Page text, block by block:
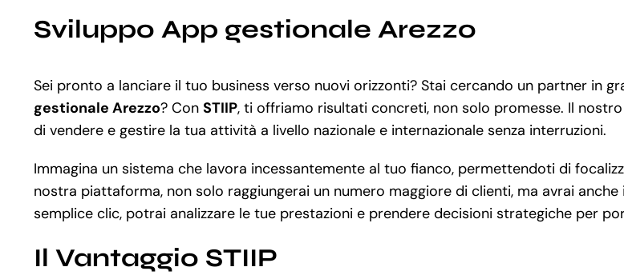
Sviluppo App gestionale Arezzo
Sei pronto a lanciare il tuo business verso nuovi orizzonti? Stai cercando un partner in
gestionale Arezzo? Con STIIP, ti offriamo risultati concreti, non solo promesse. Il
di vendere e gestire la tua attività a livello nazionale e internazionale senza interruzioni.
Immagina un sistema che lavora incessantemente al tuo fianco, permettendoti di
nostra piattaforma, non solo raggiungerai un numero maggiore di clienti, ma avrai
semplice clic, potrai analizzare le tue prestazioni e prendere decisioni strategiche per
Il Vantaggio STIIP